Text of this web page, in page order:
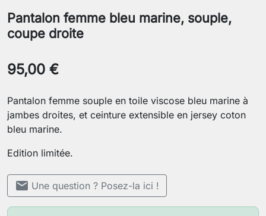
Pantalon femme bleu marine, souple,
coupe droite
95,00 €
Pantalon femme souple en toile viscose bleu marine à
jambes droites, et ceinture extensible en jersey coton
bleu marine.
Edition limitée.
mail Une question ? Posez-la ici !